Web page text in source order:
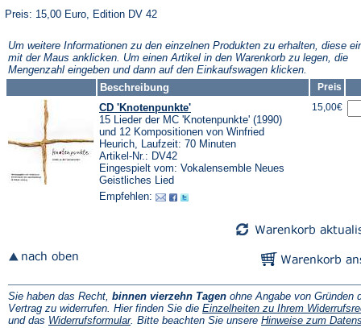
Preis: 15,00 Euro, Edition DV 42
Um weitere Informationen zu den einzelnen Produkten zu erhalten, diese
mit der Maus anklicken. Um einen Artikel in den Warenkorb zu legen, die
Mengenzahl eingeben und dann auf den Einkaufswagen klicken.
Beschreibung
Preis
CD 'Knotenpunkte'
15 Lieder der MC 'Knotenpunkte' (1990)
und 12 Kompositionen von Winfried
Heurich, Laufzeit: 70 Minuten
Artikel-Nr.: DV42
Eingespielt vom: Vokalensemble Neues
Geistliches Lied
Empfehlen:
15,00€
Sie haben das Recht, binnen vierzehn Tagen ohne Angabe von Gründen
Vertrag zu widerrufen. Hier finden Sie die Einzelheiten zu Ihrem
und das Widerrufsformular(Öffnet
. Bitte beachten Sie unsere Hinweise zum